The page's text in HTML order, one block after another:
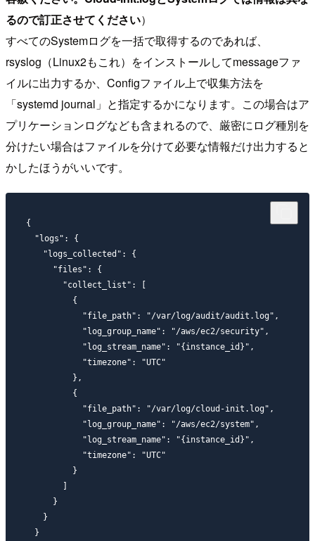
るので訂正させてください）
すべてのSystemログを一括で取得するのであれば、
rsyslog（Linux2もこれ）をインストールしてmessageファ
イルに出力するか、Configファイル上で収集方法を
「systemd journal」と指定するかになります。この場合はア
プリケーションログなども含まれるので、厳密にログ種別を
分けたい場合はファイルを分けて必要な情報だけ出力すると
かしたほうがいいです。
{
"logs": {
"logs_collected": {
  　　"files": {
    　　"collect_list": [
      　　{
        　　"file_path": "/var/log/audit/audit.log",
        　　"log_group_name": "/aws/ec2/security",
        　　"log_stream_name": "{instance_id}",
        　　"timezone": "UTC"
      　　},
      　　{
        　　"file_path": "/var/log/cloud-init.log",
        　　"log_group_name": "/aws/ec2/system",
        　　"log_stream_name": "{instance_id}",
        　　"timezone": "UTC"
     　　 }
    　　]
  　　}
}
}